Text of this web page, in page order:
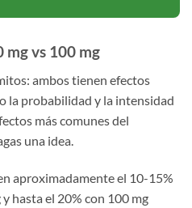
mg vs 100 mg
ambos tienen efectos
la probabilidad y la intensidad
más comunes del
una idea.
aproximadamente el 10-15%
hasta el 20% con 100 mg